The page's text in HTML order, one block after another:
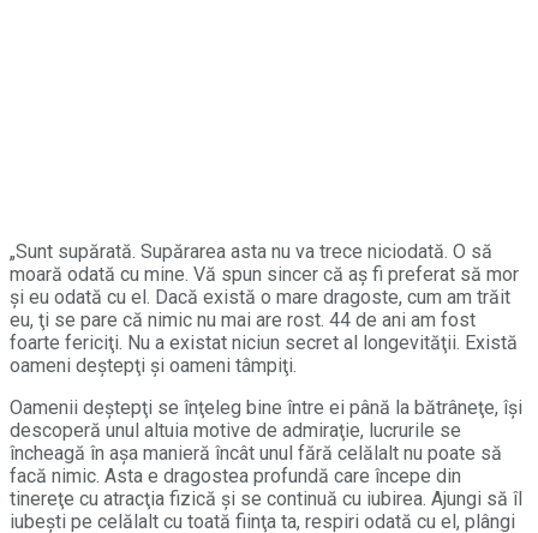
„Sunt supărată. Supărarea asta nu va trece niciodată. O să
moară odată cu mine. Vă spun sincer că aş fi preferat să mor
şi eu odată cu el. Dacă există o mare dragoste, cum am trăit
eu, ţi se pare că nimic nu mai are rost. 44 de ani am fost
foarte fericiţi. Nu a existat niciun secret al longevităţii. Există
oameni deştepţi şi oameni tâmpiţi.
Oamenii deştepţi se înţeleg bine între ei până la bătrâneţe, îşi
descoperă unul altuia motive de admiraţie, lucrurile se
încheagă în aşa manieră încât unul fără celălalt nu poate să
facă nimic. Asta e dragostea profundă care începe din
tinereţe cu atracţia fizică şi se continuă cu iubirea. Ajungi să îl
iubeşti pe celălalt cu toată fiinţa ta, respiri odată cu el, plângi